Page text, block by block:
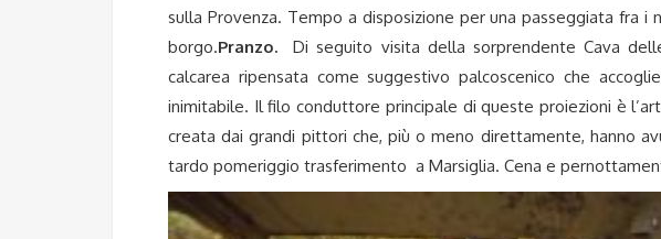
sulla Provenza. Tempo a disposizione per una passeggiata fra
borgo.Pranzo. Di seguito visita della sorprendente Cava
calcarea ripensata come suggestivo palcoscenico che
inimitabile. Il filo conduttore principale di queste proiezioni è
creata dai grandi pittori che, più o meno direttamente, hanno
tardo pomeriggio trasferimento a Marsiglia. Cena e